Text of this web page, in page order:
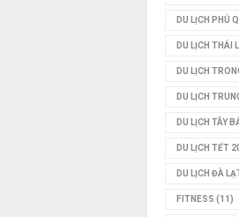
DU LỊCH PHÚ
DU LỊCH THÁI
DU LỊCH
DU LỊCH
DU LỊCH TÂY
DU LỊCH TẾT
DU LỊCH ĐÀ
FITNESS (11)